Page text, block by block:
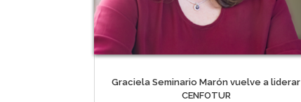
Graciela Seminario Marón vuelve a liderar
CENFOTUR